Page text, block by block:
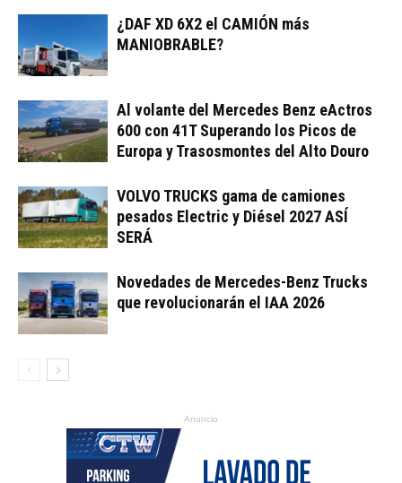
¿DAF XD 6X2 el CAMIÓN más
MANIOBRABLE?
Al volante del Mercedes Benz eActros
600 con 41T Superando los Picos de
Europa y Trasosmontes del Alto Douro
VOLVO TRUCKS gama de camiones
pesados Electric y Diésel 2027 ASÍ
SERÁ
Novedades de Mercedes-Benz Trucks
que revolucionarán el IAA 2026
Anuncio